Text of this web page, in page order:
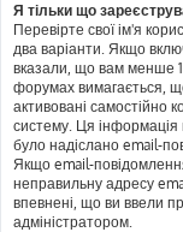
Я тільки що
Перевірте свої ім'я
два варіанти. Якщо
вказали, що вам менше
форумах вимагається,
активовані самостійно
систему. Ця інформація
було надіслано email-
Якщо email-
неправильну адресу
впевнені, що ви ввели
адміністратором.